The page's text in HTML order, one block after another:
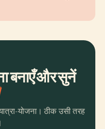
बनाएँ और सुनें
योजना। ठीक उसी तरह